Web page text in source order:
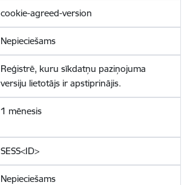
cookie-agreed-version
Nepieciešams
Reģistrē, kuru sīkdatņu paziņojuma
versiju lietotājs ir apstiprinājis.
1 mēnesis
SESS<ID>
Nepieciešams